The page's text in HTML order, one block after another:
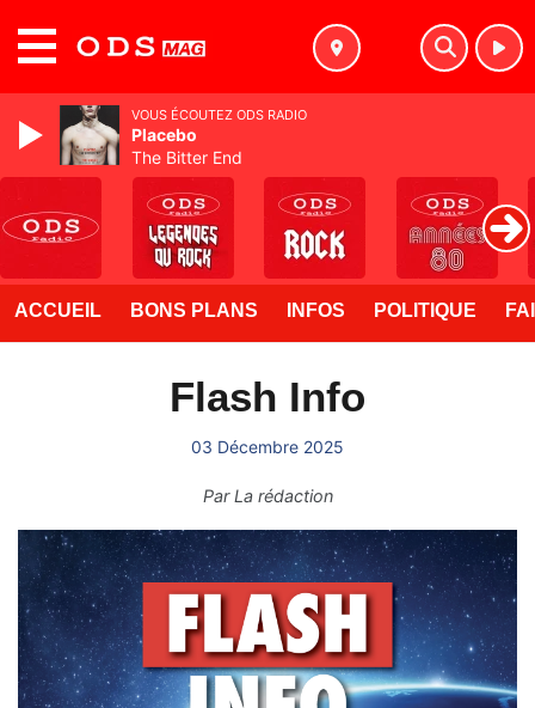
ACCUEIL BONS PLANS INFOS POLITIQUE
Flash Info
03 Décembre 2025
ParLa rédaction
VOUS ÉCOUTEZ ODS RADIO
Placebo
The Bitter End